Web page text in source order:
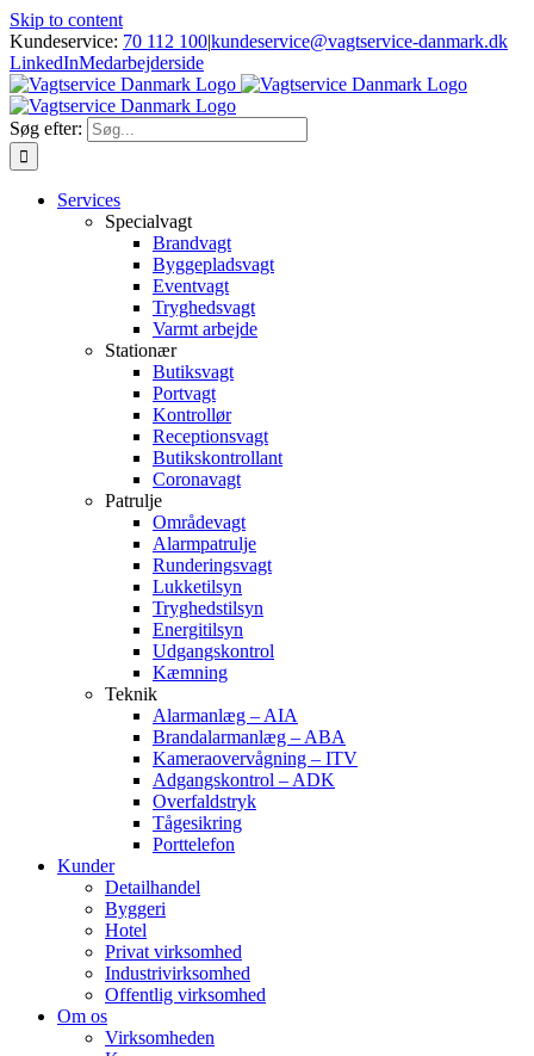
Skip to content
Kundeservice: 70 112 100|kundeservice@vagtservice-danmark.dk
LinkedInMedarbejderside
Søg efter:
Services
Specialvagt
Brandvagt
Byggepladsvagt
Eventvagt
Tryghedsvagt
Varmt arbejde
Stationær
Butiksvagt
Portvagt
Kontrollør
Receptionsvagt
Butikskontrollant
Coronavagt
Patrulje
Områdevagt
Alarmpatrulje
Runderingsvagt
Lukketilsyn
Tryghedstilsyn
Energitilsyn
Udgangskontrol
Kæmning
Teknik
Alarmanlæg – AIA
Brandalarmanlæg – ABA
Kameraovervågning – ITV
Adgangskontrol – ADK
Overfaldstryk
Tågesikring
Porttelefon
Kunder
Detailhandel
Byggeri
Hotel
Privat virksomhed
Industrivirksomhed
Offentlig virksomhed
Om os
Virksomheden